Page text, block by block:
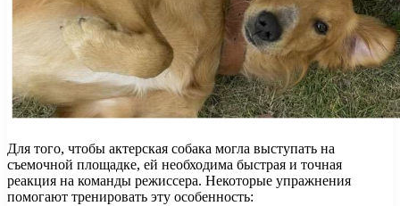
Для того, чтобы актерская собака могла выступать на
съемочной площадке, ей необходима быстрая и точная
реакция на команды режиссера. Некоторые упражнения
помогают тренировать эту особенность: